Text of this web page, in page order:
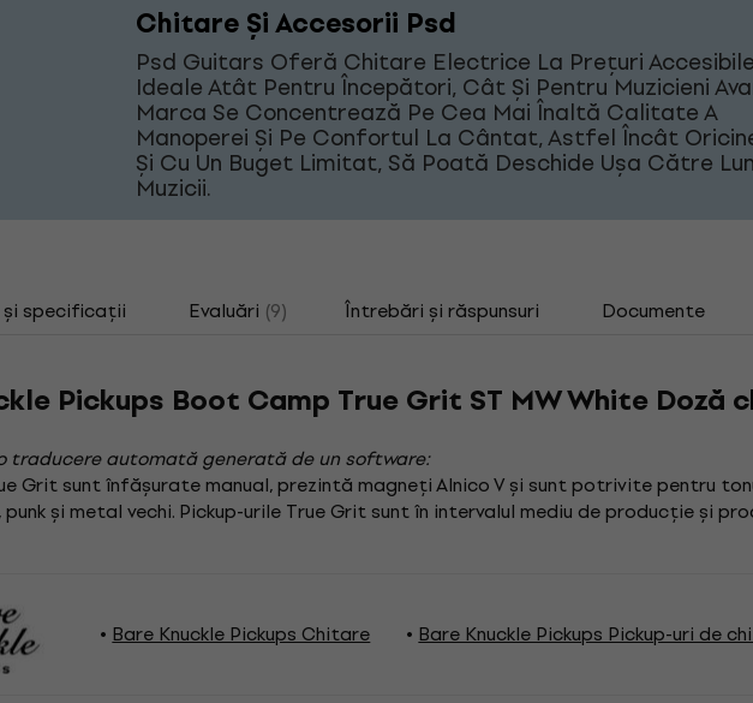
Chitare Și Accesorii Psd
Psd Guitars Oferă Chitare Electrice La Prețuri
Ideale Atât Pentru Începători, Cât Și Pentru Muzicieni
Marca Se Concentrează Pe Cea Mai Înaltă Calitate A
Manoperei Și Pe Confortul La Cântat, Astfel Încât
Și Cu Un Buget Limitat, Să Poată Deschide Ușa Către
Muzicii.
specificații Evaluări (9) Întrebări și răspunsuri Documente
Pickups Boot Camp True Grit ST MW White Doză
traducere automată generată de un software:
Grit sunt înfășurate manual, prezintă magneți Alnico V și sunt potrivite pentru
punk și metal vechi. Pickup-urile True Grit sunt în intervalul mediu de producție și
Bare Knuckle Pickups Chitare Bare Knuckle Pickups Pickup-uri de